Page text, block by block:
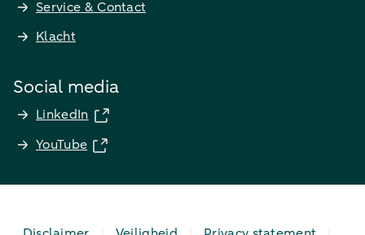
Service & Contact
Klacht
Social media
LinkedIn
YouTube